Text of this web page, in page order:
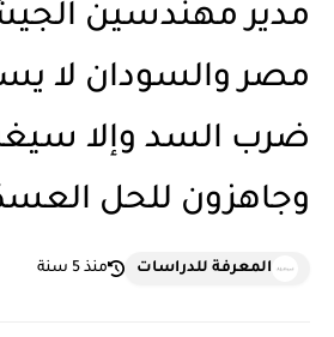
مدير مهندسين
مصر والسودان لا
ضرب السد وإلا
وجاهزون للحل
المعرفة للدراسات منذ 5 سنة